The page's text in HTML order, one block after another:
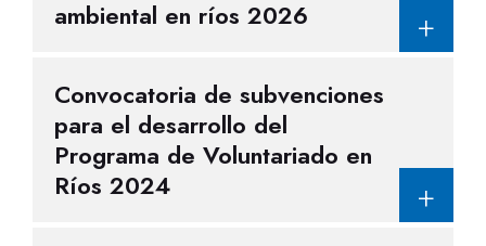
ambiental en ríos 2026
Convocatoria de subvenciones
para el desarrollo del
Programa de Voluntariado en
Ríos 2024